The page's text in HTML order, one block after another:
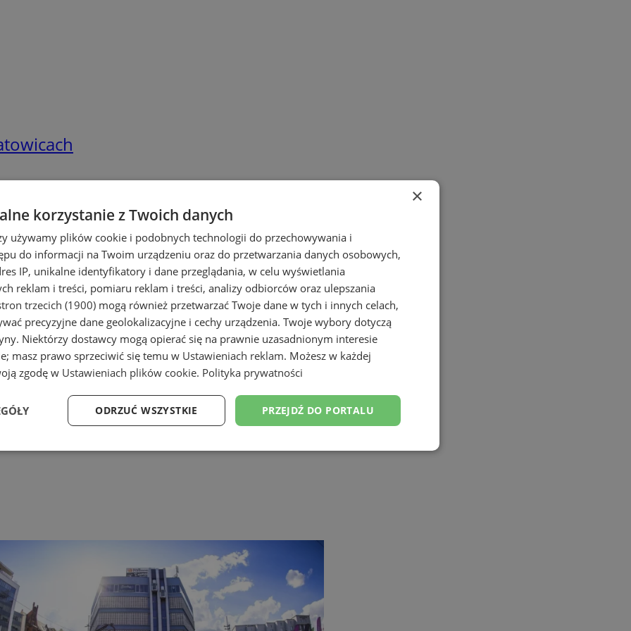
×
korzystanie z Twoich danych
używamy plików cookie i podobnych technologii do przechowywania i
do informacji na Twoim urządzeniu oraz do przetwarzania danych osobowych,
IP, unikalne identyfikatory i dane przeglądania, w celu wyświetlania
reklam i treści, pomiaru reklam i treści, analizy odbiorców oraz ulepszania
trzecich (1900) mogą również przetwarzać Twoje dane w tych i innych celach,
precyzyjne dane geolokalizacyjne i cechy urządzenia. Twoje wybory dotyczą
Niektórzy dostawcy mogą opierać się na prawnie uzasadnionym interesie
masz prawo sprzeciwić się temu w Ustawieniach reklam. Możesz w każdej
zgodę w Ustawieniach plików cookie. Polityka prywatności
PRZEJDŹ DO PORTALU
ODRZUĆ WSZYSTKIE
Wydajność Targetowanie Funkcjonalność Niesklasyfikowane
Funkcjonalność
umożliwiają korzystanie z podstawowych funkcji strony internetowej, takich jak logowanie użytkownika i
Bez niezbędnych plików cookie nie można prawidłowo korzystać ze strony internetowej.
Okres
przechowywania
Opis